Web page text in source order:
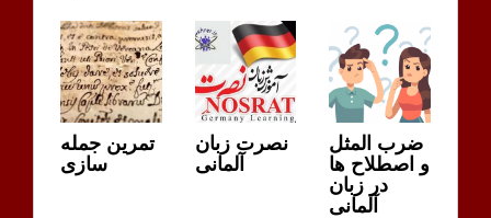
تمرین جمله
سازی
نصرت زبان
آلمانی
ضرب المثل
و اصطلاح ها
در زبان
آلمانی